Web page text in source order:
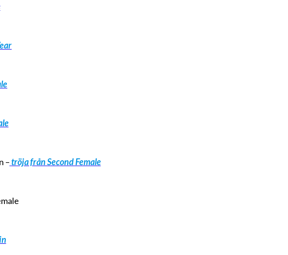
–tröja från Second Female